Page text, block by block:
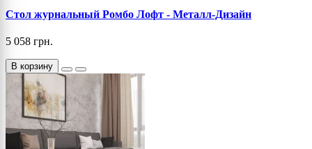
Стол журнальный Ромбо Лофт - Металл-Дизайн
5 058 грн.
В корзину